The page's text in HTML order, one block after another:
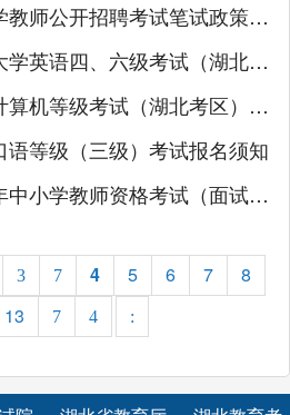
湖北省2023年中小学教师公开招聘考试笔试政策减免费用办理须知
2022年下半年全国大学英语四、六级考试（湖北考区）加考公告
2023年上半年全国计算机等级考试（湖北考区）报名须知
等级（三级）考试报名须知
湖北省2022年下半年中小学教师资格考试（面试）温馨提示
3 7 4 5 6 7
8
13 7 4 :